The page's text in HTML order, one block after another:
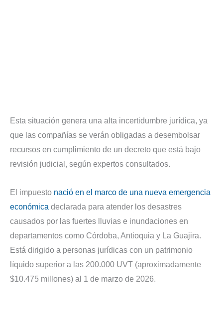
Esta situación genera una alta incertidumbre jurídica, ya
que las compañías se verán obligadas a desembolsar
recursos en cumplimiento de un decreto que está bajo
revisión judicial, según expertos consultados.
El impuesto nació en el marco de una nueva emergencia
económica declarada para atender los desastres
causados por las fuertes lluvias e inundaciones en
departamentos como Córdoba, Antioquia y La Guajira.
Está dirigido a personas jurídicas con un patrimonio
líquido superior a las 200.000 UVT (aproximadamente
$10.475 millones) al 1 de marzo de 2026.